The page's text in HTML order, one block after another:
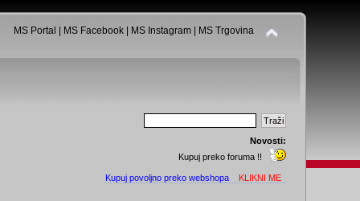
MS Portal MS Facebook| MS Instagram| MS Trgovina
Novosti:
Kupuj preko foruma !!
Kupuj povoljno preko webshopa KLIKNI ME